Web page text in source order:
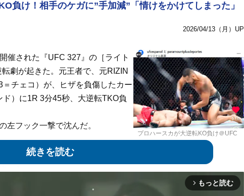
負け！相手のケガに”手加減”「情けをかけてしまった」
2026/04/13（月）UP
プロハースカが大逆転KO負け＠UFC
催された『UFC 327』の［ライト
劇が起きた。元王者で、元RIZIN
チェコ）が、ヒザを負傷したカー
）に1R 3分45秒、大逆転TKO負
左フック一撃で沈んだ。
撃で大逆転KO負けの瞬間！
がステップを踏んだ瞬間、右膝がガクリと崩れ落ちた。明らか
arrow_forward_ios もっと読む